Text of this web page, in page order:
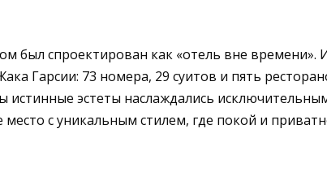
был спроектирован как «отель вне
Гарсии: 73 номера, 29 суитов и пять
истинные эстеты наслаждались
место с уникальным стилем, где покой и